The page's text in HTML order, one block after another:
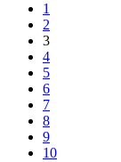
1
2
3
4
5
6
7
8
9
10